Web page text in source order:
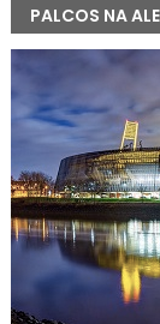
PALCOS NA